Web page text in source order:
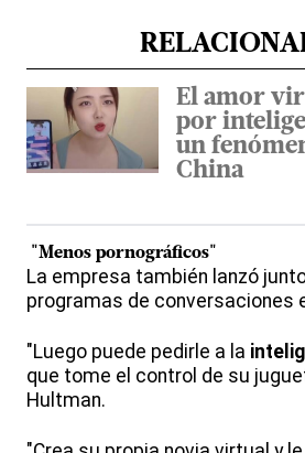
El amor
por
un
China
"Menos pornográficos"
La empresa también lanzó
programas de conversaciones
"Luego puede pedirle a la
que tome el control de su
Hultman.